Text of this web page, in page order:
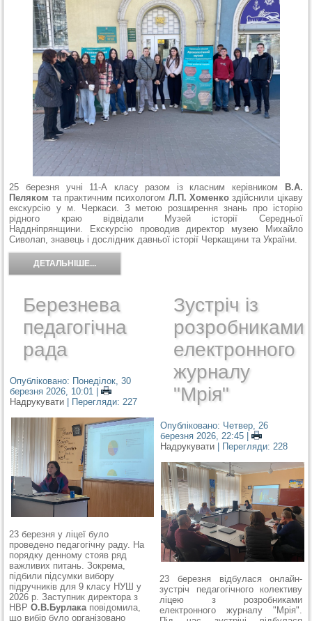
25 березня учні 11-А класу разом із класним керівником В.А.
Пеляком та практичним психологом Л.П. Хоменкоздійснили цікаву
екскурсію у м. Черкаси. З метою розширення знань про історію
рідного краю відвідали Музей історії Середньої
Наддніпрянщини. Екскурсію проводив директор музею Михайло
Сиволап, знавець і дослідник давньої історії Черкащини та України.
ДЕТАЛЬНІШЕ...
Березнева
педагогічна
рада
Опубліковано: Понеділок, 30
березня 2026, 10:01 |
Надрукувати | Перегляди: 227
23 березня у ліцеї було
проведено педагогічну раду. На
порядку денному стояв ряд
важливих питань. Зокрема,
підбили підсумки вибору
підручників для 9 класу НУШ у
2026 р. Заступник директора з
НВРО.В.Бурлакаповідомила,
що вибір було організовано
Зустріч із
розробниками
електронного
журналу
"Мрія"
Опубліковано: Четвер, 26
березня 2026, 22:45|
Надрукувати | Перегляди: 228
23 березня відбулася онлайн-
зустріч педагогічного колективу
ліцею з розробниками
електронного журналу "Мрія".